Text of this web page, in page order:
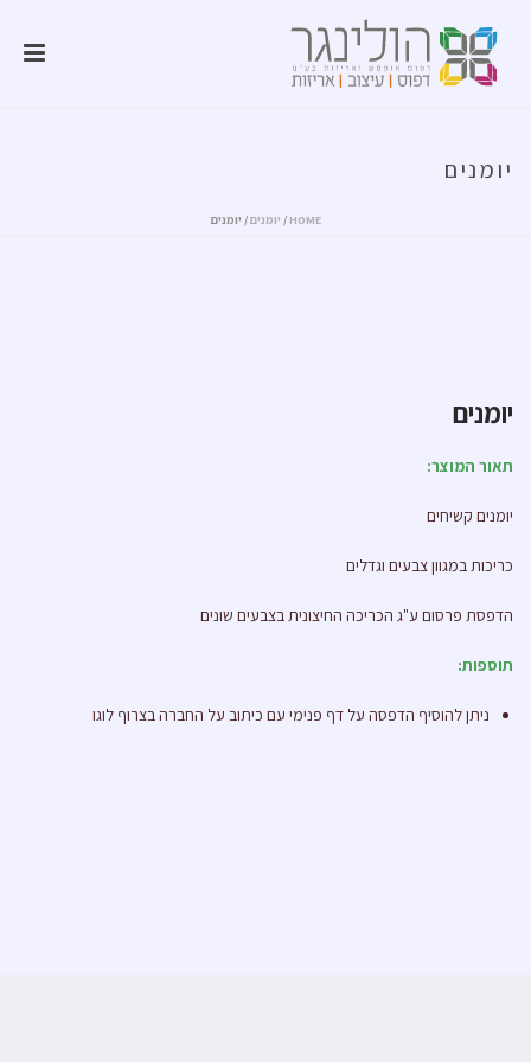
יומנים
HOME
/ יומנים/ יומנים
יומנים
תאור המוצר:
יומנים קשיחים
כריכות במגוון צבעים וגדלים
הדפסת פרסום ע"ג הכריכה החיצונית בצבעים שונים
תוספות:
ניתן להוסיף הדפסה על דף פנימי עם כיתוב על החברה בצרוף לוגו